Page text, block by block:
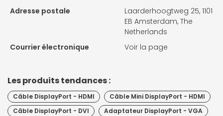
Adresse postale
Laarderhoogtweg 25, 1101
EB Amsterdam, The
Netherlands
Courrier électronique
Voir la page
Les produits tendances :
Câble DisplayPort - HDMI
Câble Mini DisplayPort - HDMI
Câble DisplayPort - DVI
Adaptateur DisplayPort - VGA